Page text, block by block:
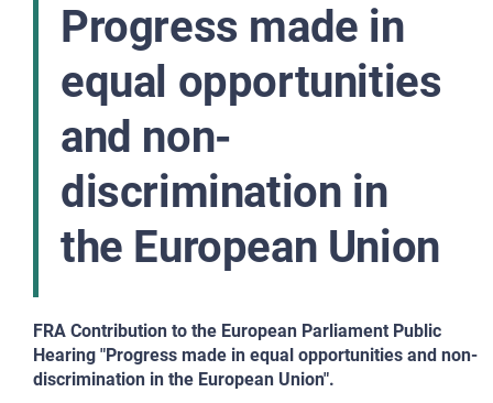
Progress made in
equal opportunities
and non-
discrimination in
the European Union
FRA Contribution to the European Parliament Public
Hearing "Progress made in equal opportunities and non-
discrimination in the European Union".